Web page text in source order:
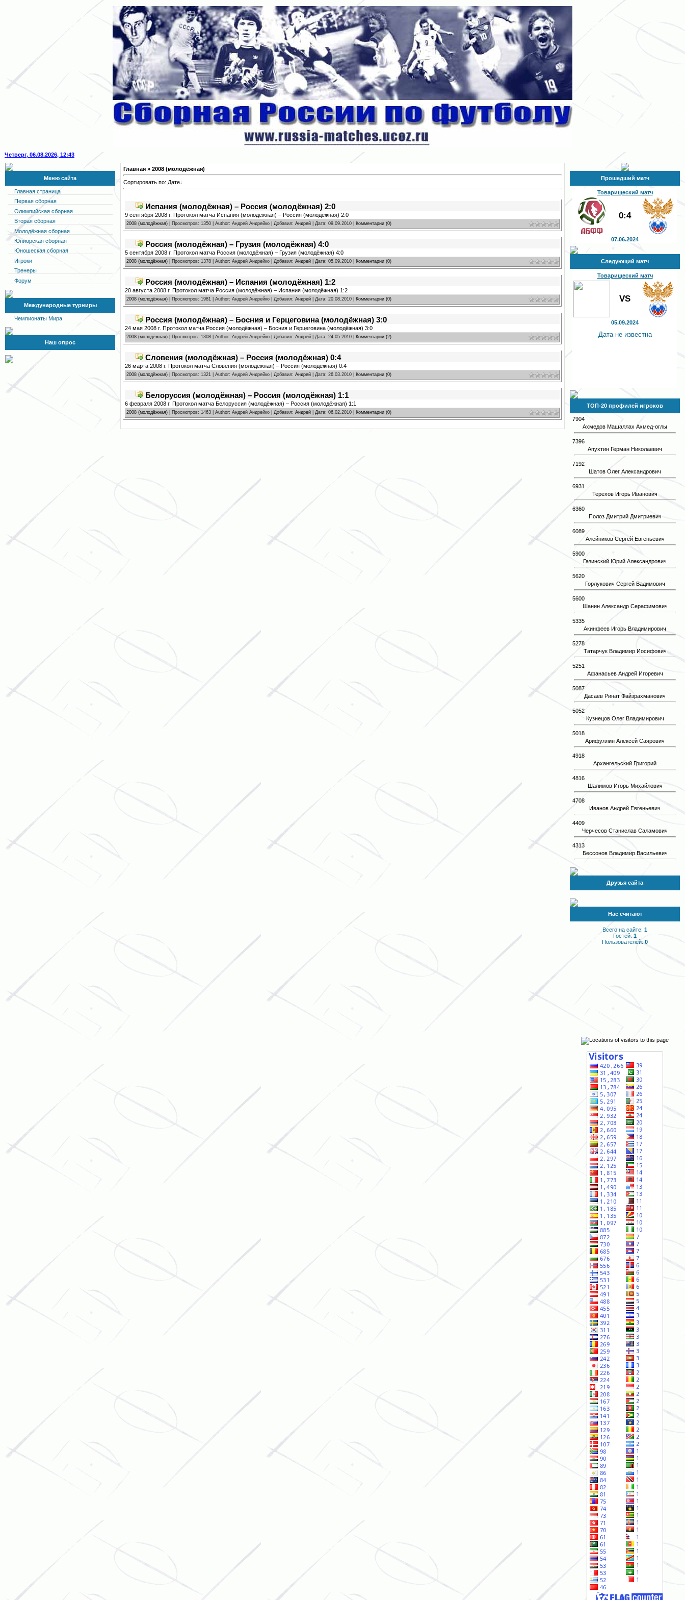
Четверг, 06.08.2026, 12:43
Меню сайта
Главная страница
Первая сборная
Олимпийская сборная
Вторая сборная
Молодёжная сборная
Юниорская сборная
Юношеская сборная
Игроки
Тренеры
Форум
Международные турниры
Чемпионаты Мира
Наш опрос
Главная » 2008 (молодёжная)
Сортировать по: Дате
Испания (молодёжная) – Россия (молодёжная) 2:0
9 сентября 2008 г. Протокол матча Испания (молодёжная) – Россия (молодёжная) 2:0
2008 (молодёжная) | Просмотров: 1350 | Author: Андрей Андрейко | Добавил: Андрей | Дата: 09.09.2010 Комментарии (0)
Россия (молодёжная) – Грузия (молодёжная) 4:0
5 сентября 2008 г. Протокол матча Россия (молодёжная) – Грузия (молодёжная) 4:0
2008 (молодёжная) | Просмотров: 1378 | Author: Андрей Андрейко | Добавил: Андрей | Дата: 05.09.2010 Комментарии (0)
Россия (молодёжная) – Испания (молодёжная) 1:2
20 августа 2008 г. Протокол матча Россия (молодёжная) – Испания (молодёжная) 1:2
2008 (молодёжная) | Просмотров: 1981 | Author: Андрей Андрейко | Добавил: Андрей | Дата: 20.08.2010 Комментарии (0)
Россия (молодёжная) – Босния и Герцеговина (молодёжная) 3:0
24 мая 2008 г. Протокол матча Россия (молодёжная) – Босния и Герцеговина (молодёжная) 3:0
2008 (молодёжная) | Просмотров: 1308 | Author: Андрей Андрейко | Добавил: Андрей | Дата: 24.05.2010 Комментарии (2)
Словения (молодёжная) – Россия (молодёжная) 0:4
26 марта 2008 г. Протокол матча Словения (молодёжная) – Россия (молодёжная) 0:4
2008 (молодёжная) | Просмотров: 1321 | Author: Андрей Андрейко | Добавил: Андрей | Дата: 26.03.2010 Комментарии (0)
Белоруссия (молодёжная) – Россия (молодёжная) 1:1
6 февраля 2008 г. Протокол матча Белоруссия (молодёжная) – Россия (молодёжная) 1:1
2008 (молодёжная) | Просмотров: 1463 | Author: Андрей Андрейко | Добавил: Андрей | Дата: 06.02.2010 Комментарии (0)
Прошедший матч
Товарищеский матч
0:4
07.06.2024
Следующий матч
Товарищеский матч
VS
05.09.2024
Дата не известна
ТОП-20 профилей игроков
7904
Ахмедов Машаллах Ахмед-оглы
7396
Апухтин Герман Николаевич
7192
Шатов Олег Александрович
6931
Терехов Игорь Иванович
6360
Полоз Дмитрий Дмитриевич
6089
Алейников Сергей Евгеньевич
5900
Газинский Юрий Александрович
5620
Горлукович Сергей Вадимович
5600
Шанин Александр Серафимович
5335
Акинфеев Игорь Владимирович
5278
Татарчук Владимир Иосифович
5251
Афанасьев Андрей Игоревич
5087
Дасаев Ринат Файзрахманович
5052
Кузнецов Олег Владимирович
5018
Арифуллин Алексей Саярович
4918
Архангельский Григорий
4816
Шалимов Игорь Михайлович
4708
Иванов Андрей Евгеньевич
4409
Черчесов Станислав Саламович
4313
Бессонов Владимир Васильевич
Друзья сайта
Нас считают
Всего на сайте: 1
Гостей: 1
Пользователей: 0